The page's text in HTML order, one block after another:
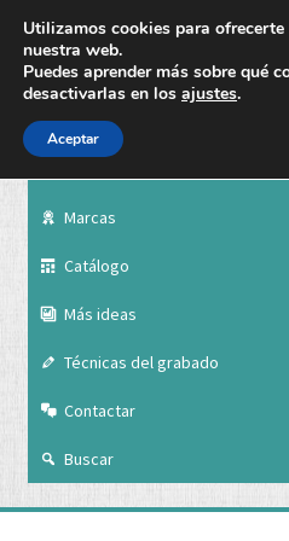
Marcas
Catálogo
Más ideas
Técnicas del grabado
Contactar
Buscar
Nuestra empresa
Utilizamos cookies para
nuestra web.
Puedes aprender más sobre qué
desactivarlas en los ajustes.
Aceptar